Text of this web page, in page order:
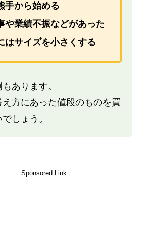
手から始める
や業績不振などがあった
はサイズを小さくする
あります。
え方にあった値段のものを買
しょう。
Sponsored Link